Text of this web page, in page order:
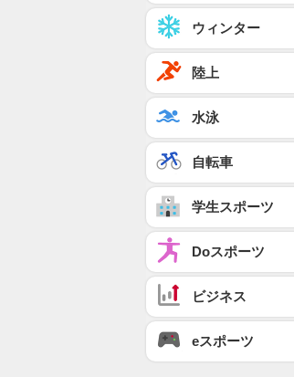
ウィンター
陸上
水泳
自転車
学生スポーツ
Doスポーツ
ビジネス
eスポーツ